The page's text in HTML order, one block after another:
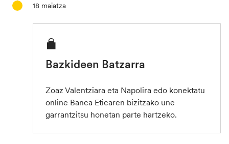
18 maiatza
Bazkideen Batzarra
Zoaz Valentziara eta Napolira edo konektatu
online Banca Eticaren bizitzako une
garrantzitsu honetan parte hartzeko.